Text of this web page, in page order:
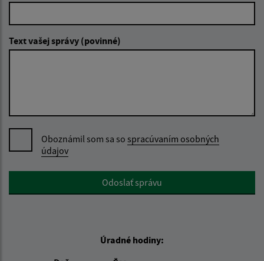
Text vašej správy (povinné)
Oboznámil som sa so spracúvaním osobných
údajov
Google reCaptcha ResponseOdoslať správu
Úradné hodiny: